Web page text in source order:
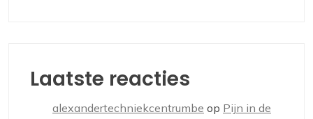
Laatste reacties
alexandertechniekcentrumbe op Pijn in de